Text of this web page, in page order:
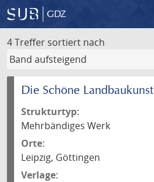
GDZ
4 Treffer sortiert nach
Die Schöne Landbaukunst
Strukturtyp:
Mehrbändiges Werk
Orte:
Leipzig, Göttingen
Verlage: